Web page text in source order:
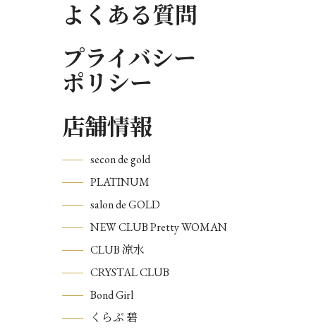
よくある質問
プライバシー
ポリシー
店舗情報
secon de gold
PLATINUM
salon de GOLD
NEW CLUB Pretty WOMAN
CLUB 涼水
CRYSTAL CLUB
Bond Girl
くらぶ 碧